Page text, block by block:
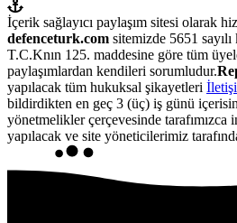
İçerik sağlayıcı paylaşım sitesi olarak
defenceturk.com sitemizde 5651
T.C.Knın 125. maddesine göre tüm
paylaşımlardan kendileri sorumludur.
yapılacak tüm hukuksal şikayetleri
bildirdikten en geç 3 (üç) iş günü
yönetmelikler çerçevesinde tarafımızca
yapılacak ve site yöneticilerimiz